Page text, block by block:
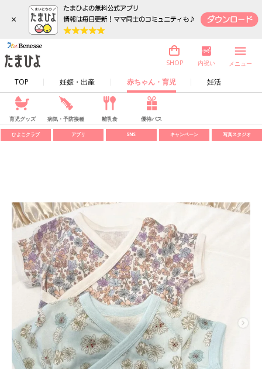
×
TOP 妊娠・出産 赤ちゃん・育児 妊活
SHOP 内祝い メニュー
育児グッズ 病気・予防接種 離乳食 優待パス
ひよこクラブ アプリ SNS キャンペーン 写真スタジオ